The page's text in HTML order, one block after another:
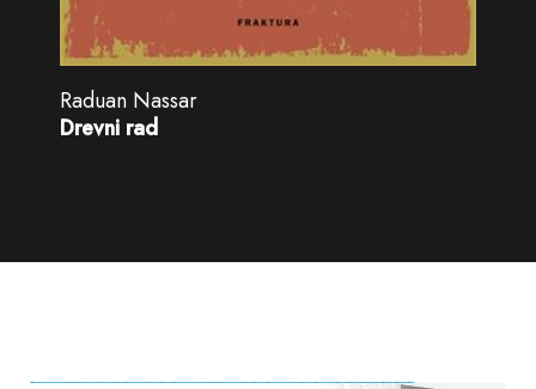
Raduan Nassar
Drevni rad